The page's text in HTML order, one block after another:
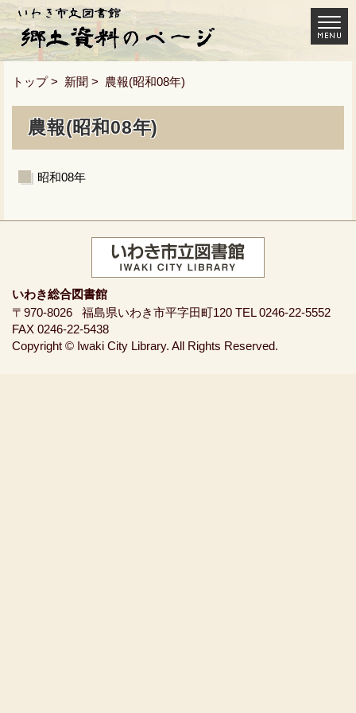
トップ> 新聞 > 農報(昭和08年)
農報(昭和08年)
昭和08年
いわき総合図書館
〒970-8026
福島県いわき市平字田町120 TEL 0246-22-5552
FAX 0246-22-5438
Copyright © Iwaki City Library. All Rights Reserved.